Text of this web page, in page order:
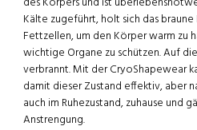
Kälte zugeführt, holt sich das
Fettzellen, um den Körper warm zu
wichtige Organe zu schützen. Auf
verbrannt. Mit der CryoShapewear
damit dieser Zustand effektiv, aber
auch im Ruhezustand, zuhause und
Anstrengung.